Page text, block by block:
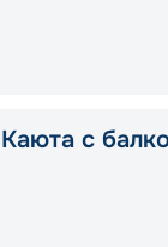
Каюта с